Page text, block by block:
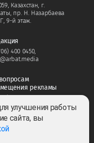
Казахстан, г.
пр. Н. Назарбаева
9-й этаж.
400 0450,
рекламы
улучшения работы
сайта, вы